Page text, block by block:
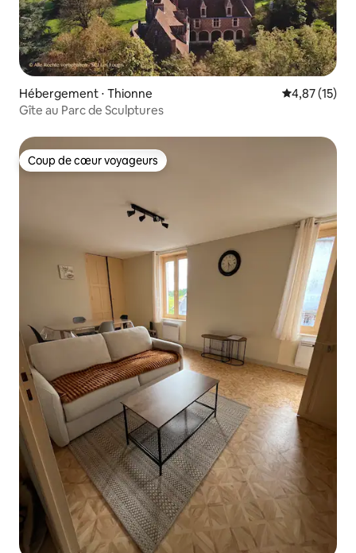
Hébergement ⋅ Thionne Évaluation
4,87 (15)
Gîte au Parc de Sculptures
Coup de cœur voyageurs
Coup de cœur voyageurs